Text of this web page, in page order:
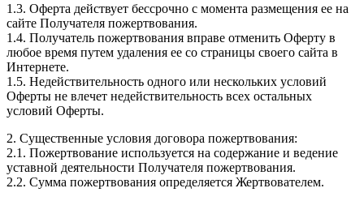
1.3. Оферта действует бессрочно с момента размещения ее на
сайте Получателя пожертвования.
1.4. Получатель пожертвования вправе отменить Оферту в
любое время путем удаления ее со страницы своего сайта в
Интернете.
1.5. Недействительность одного или нескольких условий
Оферты не влечет недействительность всех остальных
условий Оферты.
2. Существенные условия договора пожертвования:
2.1. Пожертвование используется на содержание и ведение
уставной деятельности Получателя пожертвования.
2.2. Сумма пожертвования определяется Жертвователем.